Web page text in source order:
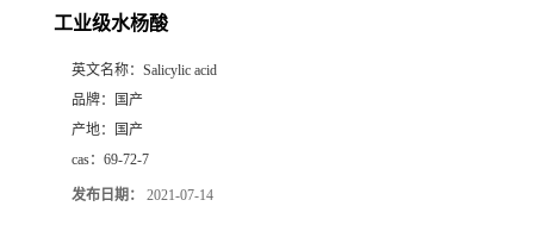
工业级水杨酸
英文名称： Salicylic acid
品牌：
国产
产地：
国产
cas： 69-72-7
发布日期： 2021-07-14